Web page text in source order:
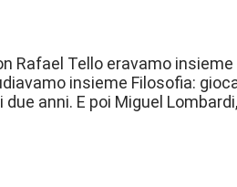
Rafael Tello eravamo
insieme Filosofia:
anni. E poi Miguel